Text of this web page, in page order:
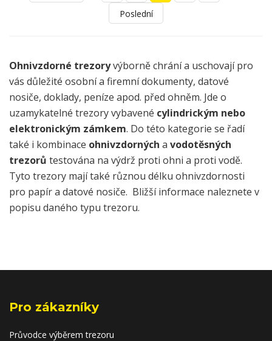
Poslední
Ohnivzdorné trezoryvýborně chrání a uschovají pro
vás důležité osobní a firemní dokumenty, datové
nosiče, doklady, peníze apod. před ohněm. Jde o
uzamykatelné trezory vybavené cylindrickým nebo
elektronickým zámkem. Do této kategorie se řadí
také i kombinace ohnivzdorných a vodotěsných
trezorů testována na výdrž proti ohni a proti vodě.
Tyto trezory mají také různou délku ohnivzdornosti
pro papír a datové nosiče. Bližší informace naleznete v
popisu daného typu trezoru.
Pro zákazníky
Průvodce výběrem trezoru